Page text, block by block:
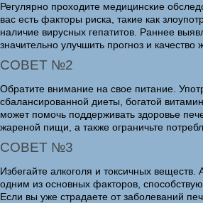
Регулярно проходите медицинские
вас есть факторы риска, такие как
наличие вирусных гепатитов. Раннее
значительно улучшить прогноз и качество
СОВЕТ №2
Обратите внимание на свое питание.
сбалансированной диеты, богатой
может помочь поддерживать здоровье
жареной пищи, а также ограничьте
СОВЕТ №3
Избегайте алкоголя и токсичных веществ.
одним из основных факторов,
Если вы уже страдаете от заболеваний